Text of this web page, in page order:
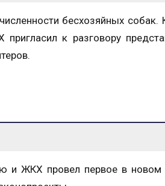
бесхозяйных собак.
к разговору
и ЖКХ провел первое в